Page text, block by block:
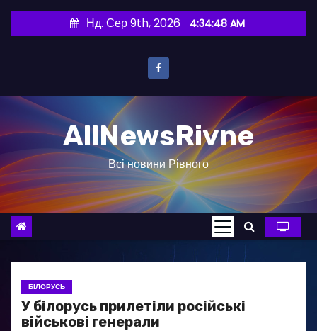
и
о
в
Нд. Сер 9th, 2026 4:34:49 AM
AllNewsRivne
Всі новини Рівного
БІЛОРУСЬ
У білорусь прилетіли російські
військові генерали